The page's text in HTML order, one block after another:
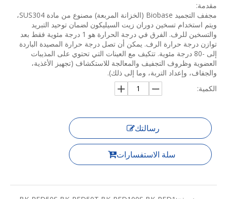
مقدمة:
مجفف التجميد Biobase (الخزانة المربعة) مصنوع من مادة SUS304،
ويتم استخدام تسخين دوران زيت السيليكون لضمان توحيد التبريد
والتسخين للرف. الفرق في درجة الحرارة هو 1 درجة مئوية فقط بعد
توازن درجة حرارة الرف. يمكن أن تصل درجة حرارة المصيدة الباردة
إلى -80 درجة مئوية. تتكيف مع العينات التي تحتوي على المذيبات
العضوية وظروف التجفيف والمعالجة للاستكشاف (تجهيز الأغذية،
والجفاف، وإعداد التربة، وما إلى ذلك).
الكمية:
رسالتك
سلة الاستفسارات